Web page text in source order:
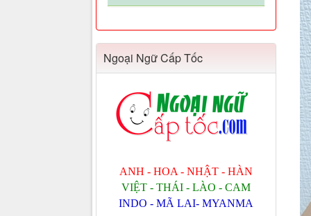
Ngoại Ngữ Cấp Tốc
ANH - HOA - NHẬT - HÀN
VIỆT - THÁI - LÀO - CAM
INDO - MÃ LAI- MYANMA